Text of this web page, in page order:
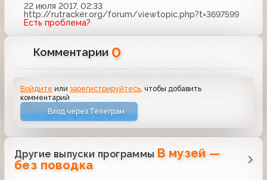
22 июля 2017, 02:33
http://rutracker.org/forum/viewtopic.php?t=3697599
Есть проблема?
Комментарии 0
Войдите илизарегистрируйтесь , чтобы добавить
комментарий
Вход через Телеграм
Другие выпуски программы В музей —
без поводка